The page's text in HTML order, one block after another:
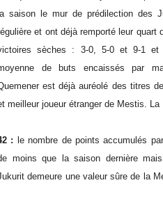
la saison le mur de prédilection des
et ont déjà remporté leur quart
sèches : 3-0, 5-0 et 9-1 et
de buts encaissés par
est déjà auréolé des titres
meilleur joueur étranger de Mestis.
: le nombre de points accumulés par
moins que la saison dernière
demeure une valeur sûre de la